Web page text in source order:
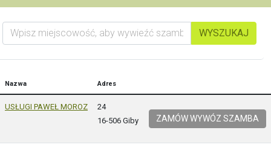
Wpisz miejscowość, aby wywieźć szambo
WYSZUKAJ
Nazwa Adres
USŁUGI PAWEŁ MOROZ
24
16-506 Giby
ZAMÓW WYWÓZ SZAMBA